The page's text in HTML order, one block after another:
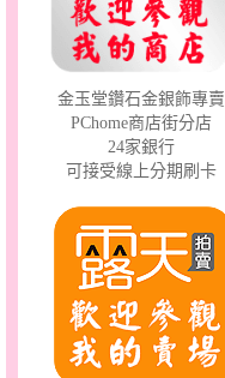
金玉堂鑽石金銀飾專賣
PChome商店街分店
24家銀行
可接受線上分期刷卡